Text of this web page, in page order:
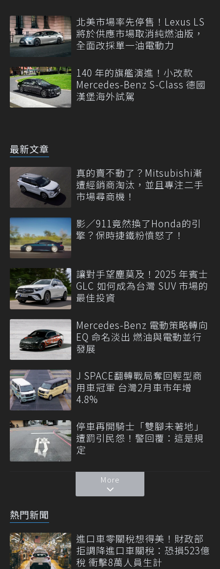
北美市場率先停售！Lexus LS
將於供應市場取消純燃油版，
全面改採單一油電動力
140 年的旗艦演進！小改款
Mercedes-Benz S-Class 德國
漢堡海外試駕
最新文章
真的賣不動了？Mitsubishi漸
遭經銷商淘汰，並且專注二手
市場尋商機！
影／911竟然換了Honda的引
擎？保時捷鐵粉憤怒了！
讓對手望塵莫及！2025 年賓士
GLC 如何成為台灣 SUV 市場的
最佳投資
Mercedes-Benz 電動策略轉向
EQ 命名淡出 燃油與電動並行
發展
J SPACE翻轉戰局奪回輕型商
用車冠軍 台灣2月車市年增
4.8%
停車再開騎士「雙腳未著地」
遭罰引民怨！警回覆：這是規
定
More
熱門新聞
進口車零關稅想得美！財政部
拒調降進口車關稅：恐損523億
稅 衝擊8萬人員生計